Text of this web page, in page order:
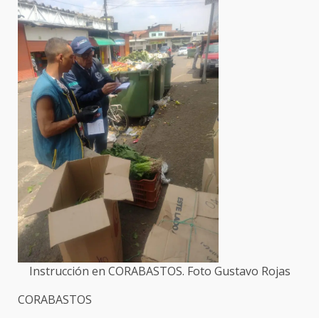
Instrucción en CORABASTOS. Foto Gustavo Rojas
CORABASTOS